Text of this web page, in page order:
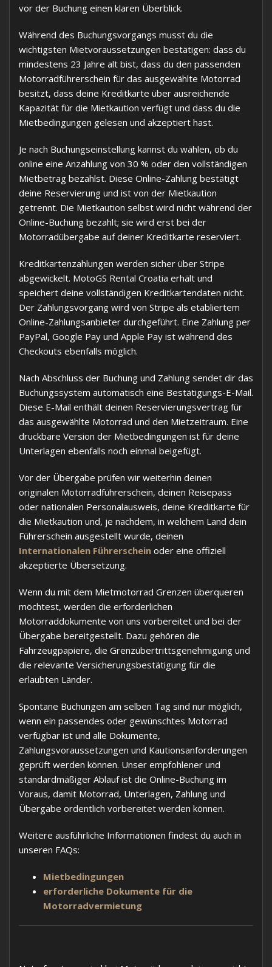
vor der Buchung einen klaren Überblick.
Während des Buchungsvorgangs musst du die
wichtigsten Mietvoraussetzungen bestätigen: dass du
mindestens 23 Jahre alt bist, dass du den passenden
Motorradführerschein für das ausgewählte Motorrad
besitzt, dass deine Kreditkarte über ausreichende
Kapazität für die Mietkaution verfügt und dass du die
Mietbedingungen gelesen und akzeptiert hast.
Je nach Buchungseinstellung kannst du wählen, ob du
online eine Anzahlung von 30 % oder den vollständigen
Mietbetrag bezahlst. Diese Online-Zahlung bestätigt
deine Reservierung und ist von der Mietkaution
getrennt. Die Mietkaution selbst wird nicht während der
Online-Buchung bezahlt; sie wird erst bei der
Motorradübergabe auf deiner Kreditkarte reserviert.
Kreditkartenzahlungen werden sicher über Stripe
abgewickelt. MotoGS Rental Croatia erhält und
speichert deine vollständigen Kreditkartendaten nicht.
Der Zahlungsvorgang wird von Stripe als etabliertem
Online-Zahlungsanbieter durchgeführt. Eine Zahlung per
PayPal, Google Pay und Apple Pay ist während des
Checkouts ebenfalls möglich.
Nach Abschluss der Buchung und Zahlung sendet dir das
Buchungssystem automatisch eine Bestätigungs-E-Mail.
Diese E-Mail enthält deinen Reservierungsvertrag für
das ausgewählte Motorrad und den Mietzeitraum. Eine
druckbare Version der Mietbedingungen ist für deine
Unterlagen ebenfalls noch einmal beigefügt.
Vor der Übergabe prüfen wir weiterhin deinen
originalen Motorradführerschein, deinen Reisepass
oder nationalen Personalausweis, deine Kreditkarte für
die Mietkaution und, je nachdem, in welchem Land dein
Führerschein ausgestellt wurde, deinen
Internationalen Führerschein oder eine offiziell
akzeptierte Übersetzung.
Wenn du mit dem Mietmotorrad Grenzen überqueren
möchtest, werden die erforderlichen
Motorraddokumente von uns vorbereitet und bei der
Übergabe bereitgestellt. Dazu gehören die
Fahrzeugpapiere, die Grenzübertrittsgenehmigung und
die relevante Versicherungsbestätigung für die
erlaubten Länder.
Spontane Buchungen am selben Tag sind nur möglich,
wenn ein passendes oder gewünschtes Motorrad
verfügbar ist und alle Dokumente,
Zahlungsvoraussetzungen und Kautionsanforderungen
geprüft werden können. Unser empfohlener und
standardmäßiger Ablauf ist die Online-Buchung im
Voraus, damit Motorrad, Unterlagen, Zahlung und
Übergabe ordentlich vorbereitet werden können.
Weitere ausführliche Informationen findest du auch in
unseren FAQs:
Mietbedingungen
erforderliche Dokumente für die
Motorradvermietung